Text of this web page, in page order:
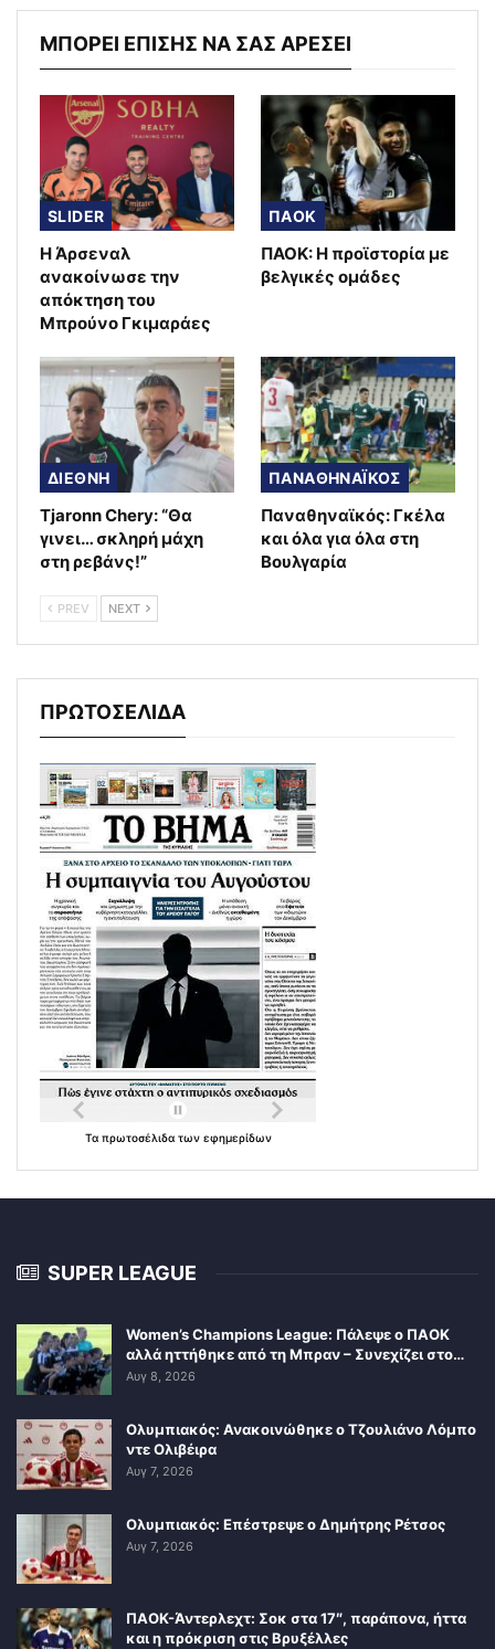
ΜΠΟΡΕΙ ΕΠΙΣΗΣ ΝΑ ΣΑΣ ΑΡΕΣΕΙ
SLIDER
Η Άρσεναλ
ανακοίνωσε την
απόκτηση του
Μπρούνο Γκιμαράες
ΠΑΟΚ
ΠΑΟΚ: Η προϊστορία με
βελγικές ομάδες
ΔΙΕΘΝΗ
Tjaronn Chery: “Θα
γινει… σκληρή μάχη
στη ρεβάνς!”
ΠΑΝΑΘΗΝΑΪΚΟΣ
Παναθηναϊκός: Γκέλα
και όλα για όλα στη
Βουλγαρία
PREV NEXT
ΠΡΩΤΟΣΕΛΙΔΑ
Τα πρωτοσέλιδα των εφημερίδων
SUPER LEAGUE
Women’s Champions League: Πάλεψε ο ΠΑΟΚ
αλλά ηττήθηκε από τη Μπραν – Συνεχίζει στο…
Αυγ 8, 2026
Ολυμπιακός: Ανακοινώθηκε ο Τζουλιάνο Λόμπο
ντε Ολιβέιρα
Αυγ 7, 2026
Ολυμπιακός: Επέστρεψε ο Δημήτρης Ρέτσος
Αυγ 7, 2026
ΠΑΟΚ-Άντερλεχτ: Σοκ στα 17″, παράπονα, ήττα
και η πρόκριση στις Βρυξέλλες